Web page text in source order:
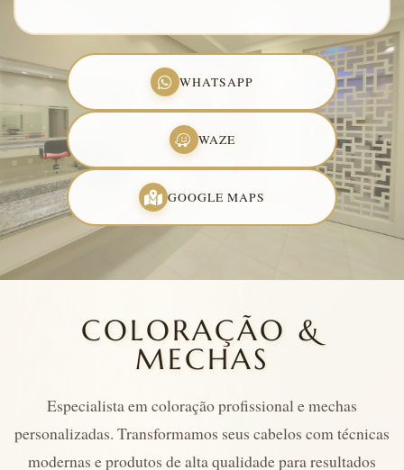
WHATSAPP
WAZE
GOOGLE MAPS
COLORAÇÃO &
MECHAS
Especialista em coloração profissional e mechas
personalizadas. Transformamos seus cabelos com técnicas
modernas e produtos de alta qualidade para resultados